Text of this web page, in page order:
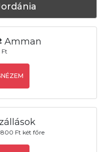
Amman
Ft két főre